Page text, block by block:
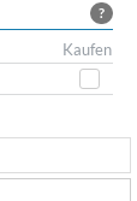
?
Kaufen